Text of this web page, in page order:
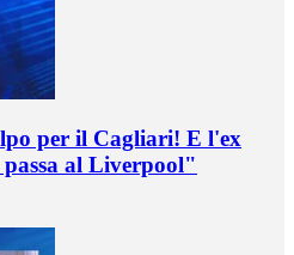
per il Cagliari! E l'ex
al Liverpool"